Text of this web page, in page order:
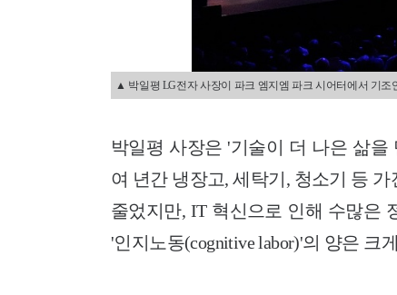
▲ 박일평 LG전자 사장이 파크 엠지엠 파크 시어터에서 기조
박일평 사장은 '기술이 더 나은 삶을
여 년간 냉장고, 세탁기, 청소기 등
줄었지만, IT 혁신으로 인해 수많은
'인지노동(cognitive labor)'의 양은 크